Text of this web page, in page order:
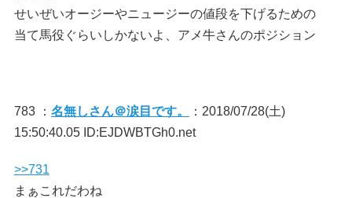
せいぜいオージーやニュージーの値段を下げるための
当て馬役ぐらいしかないよ、アメ牛さんのポジション
783 ： 名無しさん＠涙目です。
：2018/07/28(土)
15:50:40.05 ID:EJDWBTGh0.net
>>731
まぁこれだわね